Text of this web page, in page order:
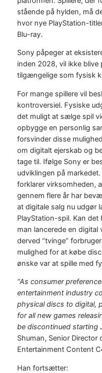
stående på hylden, må
hvor nye PlayStation-
Blu-ray.
Sony påpeger at
inden 2028, vil ikke
tilgængelige som fysisk
For mange spillere vil
kontroversiel. Fysiske
det muligt at sælge spil
opbygge en personlig
forsvinder disse
om digitalt ejerskab og
tage til. Ifølge Sony er
udviklingen på
forklarer virksomheden,
gennem flere år har
at digitale salg nu udgør
PlayStation-spil. Kan
man lancerede en digital
derved “tvinge”
mulighed for at købe
ønske var at spille med
“As consumer
entertainment industry
physical discs to digital,
for all new games
be discontinued starting
Shuman, Senior Director
Entertainment Content
Han fortsætter: